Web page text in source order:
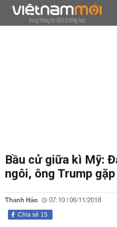
Bầu cử giữa kì Mỹ:
ngôi, ông Trump
Thanh Hảo 07:10 | 06/11/2018
15
Chia sẻ